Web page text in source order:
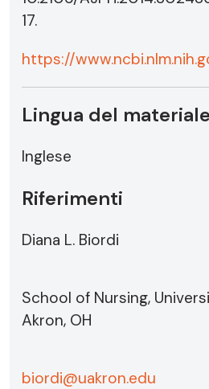
17.
https://
Lingua del
Inglese
Riferimenti
Diana L. Biordi
School of Nursing,
Akron, OH
biordi@uakron.edu